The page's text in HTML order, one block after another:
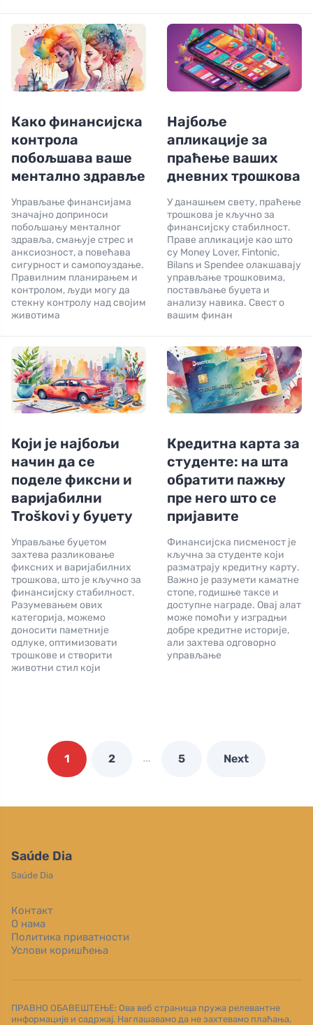
Како финансијска
контрола
побољшава ваше
ментално здравље
Управљање финансијама
значајно доприноси
побољшању менталног
здравља, смањује стрес и
анксиозност, а повећава
сигурност и самопоуздање.
Правилним планирањем и
контролом, људи могу да
стекну контролу над својим
животима
Најбоље
апликације за
праћење ваших
дневних трошкова
У данашњем свету, праћење
трошкова је кључно за
финансијску стабилност.
Праве апликације као што
су Money Lover, Fintonic,
Bilans и Spendee олакшавају
управљање трошковима,
постављање буџета и
анализу навика. Свест о
вашим финан
Који је најбољи
начин да се
поделе фиксни и
варијабилни
Troškovi у буџету
Управљање буџетом
захтева разликовање
фиксних и варијабилних
трошкова, што је кључно за
финансијску стабилност.
Разумевањем ових
категорија, можемо
доносити паметније
одлуке, оптимизовати
трошкове и створити
животни стил који
Кредитна карта за
студенте: на шта
обратити пажњу
пре него што се
пријавите
Финансијска писменост је
кључна за студенте који
разматрају кредитну карту.
Важно је разумети каматне
стопе, годишње таксе и
доступне награде. Овај алат
може помоћи у изградњи
добре кредитне историје,
али захтева одговорно
управљање
1 2 … 5 Next
Saúde Dia
Saúde Dia
Контакт
О нама
Политика приватности
Услови коришћења
ПРАВНО ОБАВЕШТЕЊЕ: Ова веб страница пружа релевантне
информације и садржај. Наглашавамо да не захтевамо плаћања,